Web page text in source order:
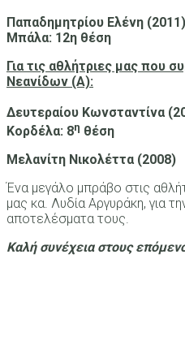
Παπαδημητρίου Ελένη (2011)
Μπάλα: 12η θέση
Για τις αθλήτριες μας που
Νεανίδων (Α):
Δευτεραίου Κωνσταντίνα
Κορδέλα: 8η θέση
Μελανίτη Νικολέττα (2008)
Ένα μεγάλο μπράβο στις
μας κα. Λυδία Αργυράκη, για
αποτελέσματα τους.
Καλή συνέχεια στους